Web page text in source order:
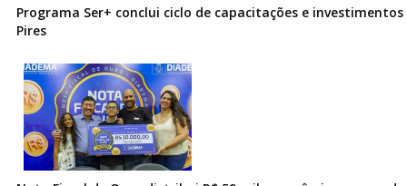
Programa Ser+ conclui ciclo de capacitações e
Pires